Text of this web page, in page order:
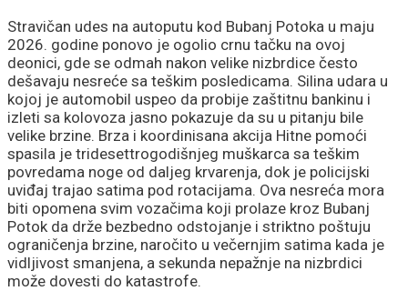
Stravičan udes na autoputu kod Bubanj Potoka u maju
2026. godine ponovo je ogolio crnu tačku na ovoj
deonici, gde se odmah nakon velike nizbrdice često
dešavaju nesreće sa teškim posledicama. Silina udara u
kojoj je automobil uspeo da probije zaštitnu bankinu i
izleti sa kolovoza jasno pokazuje da su u pitanju bile
velike brzine. Brza i koordinisana akcija Hitne pomoći
spasila je tridesettrogodišnjeg muškarca sa teškim
povredama noge od daljeg krvarenja, dok je policijski
uviđaj trajao satima pod rotacijama. Ova nesreća mora
biti opomena svim vozačima koji prolaze kroz Bubanj
Potok da drže bezbedno odstojanje i striktno poštuju
ograničenja brzine, naročito u večernjim satima kada je
vidljivost smanjena, a sekunda nepažnje na nizbrdici
može dovesti do katastrofe.